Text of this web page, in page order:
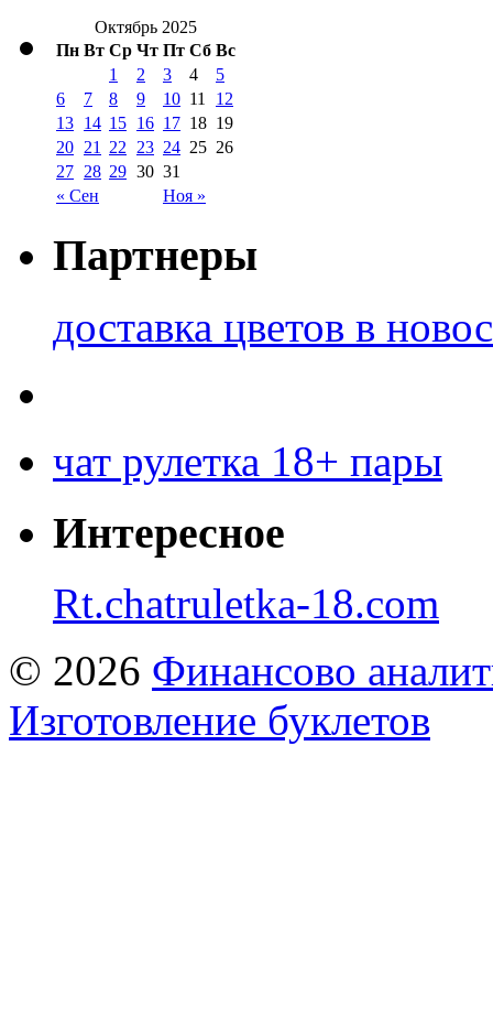
Октябрь 2025
Пн Вт Ср Чт Пт Сб Вс
« Сен Ноя »
1 2 3 4
5
6
7 8 9 10 11
12
13 14 15 16 17 18 19
20 21 22 23 24 25 26
27 28 29 30 31
Партнеры
доставка цветов в
чат рулетка 18+ пары
Интересное
Rt.chatruletka-18.com
© 2026 Финансово
Изготовление буклетов